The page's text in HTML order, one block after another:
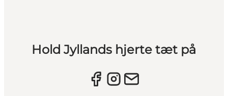
Hold Jyllands hjerte tæt på